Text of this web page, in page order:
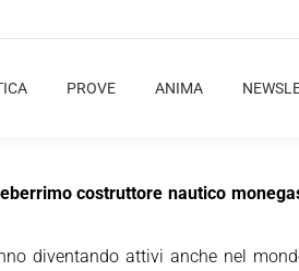
PROVE ANIMA
costruttore nautico
diventando attivi anche nel